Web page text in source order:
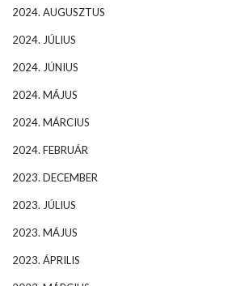
2024. AUGUSZTUS
2024. JÚLIUS
2024. JÚNIUS
2024. MÁJUS
2024. MÁRCIUS
2024. FEBRUÁR
2023. DECEMBER
2023. JÚLIUS
2023. MÁJUS
2023. ÁPRILIS